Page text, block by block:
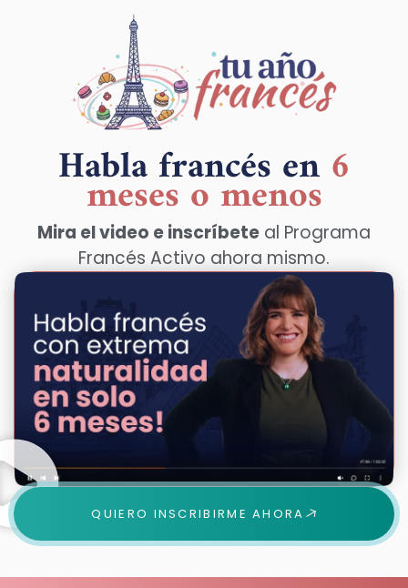
Habla francés en6
meses o menos
Mira el video e inscríbete al Programa
Francés Activo ahora mismo.
QUIERO INSCRIBIRME AHORA